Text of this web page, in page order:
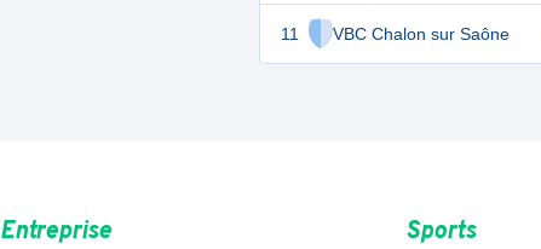
11 VBC Chalon sur Saône
Entreprise Sports